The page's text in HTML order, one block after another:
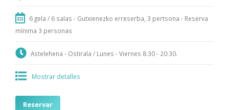
6 gela / 6 salas - Gutxienezko erreserba, 3 pertsona - Reserva
mínima 3 personas
Astelehena - Ostirala / Lunes - Viernes 8:30 - 20:30.
Mostrar detalles
Reservar